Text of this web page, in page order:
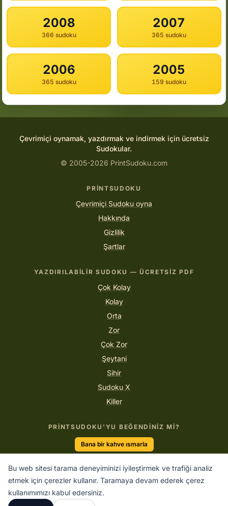
Bu web sitesi tarama deneyiminizi iyileştirmek ve trafiği analiz
etmek için çerezler kullanır. Taramaya devam ederek çerez
kullanımımızı kabul edersiniz.
2008
366 sudoku
2007
365 sudoku
2006
365 sudoku
2005
159 sudoku
Çevrimiçi oynamak, yazdırmak ve indirmek için ücretsiz
Sudokular.
© 2005-2026 PrintSudoku.com
PRINTSUDOKU
Çevrimiçi Sudoku oyna
Hakkında
Gizlilik
Şartlar
YAZDIRILABILIR SUDOKU — ÜCRETSIZ PDF
Çok Kolay
Kolay
Orta
Zor
Çok Zor
Şeytani
Sihir
Sudoku X
Killer
PRINTSUDOKU'YU BEĞENDINIZ MI?
Bana bir kahve ısmarla
“Harika iş yapmanın tek yolu yaptığınız işi sevmektir.”
STEVE JOBS